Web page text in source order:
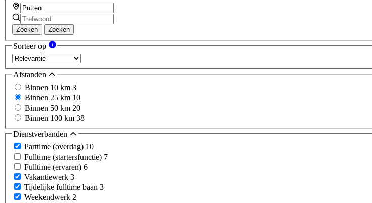
Zoeken Zoeken
Sorteer op
Afstanden
Binnen 10 km 3
Binnen 25 km 10
Binnen 50 km 20
Binnen 100 km 38
Dienstverbanden
Parttime (overdag) 10
Fulltime (startersfunctie) 7
Fulltime (ervaren) 6
Vakantiewerk 3
Tijdelijke fulltime baan 3
Weekendwerk 2